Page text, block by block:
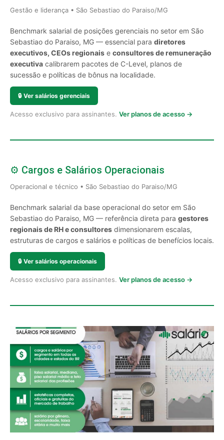
Gestão e liderança • São Sebastiao do Paraiso/MG
Benchmark salarial de posições gerenciais no setor em São
Sebastiao do Paraiso, MG — essencial para diretores
executivos, CEOs regionais e consultores de remuneração
executiva calibrarem pacotes de C-Level, planos de
sucessão e políticas de bônus na localidade.
🔒 Ver salários gerenciais
Acesso exclusivo para assinantes. Ver planos de acesso →
⚙️ Cargos e Salários Operacionais
Operacional e técnico • São Sebastiao do Paraiso/MG
Benchmark salarial da base operacional do setor em São
Sebastiao do Paraiso, MG — referência direta para gestores
regionais de RH e consultores dimensionarem escalas,
estruturas de cargos e salários e políticas de benefícios locais.
🔒 Ver salários operacionais
Acesso exclusivo para assinantes. Ver planos de acesso →